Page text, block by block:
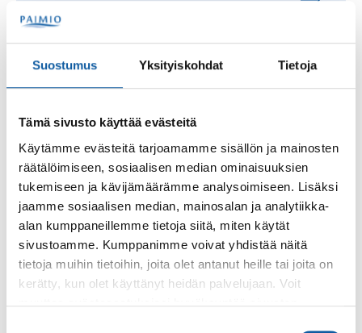
Suostumus Yksityiskohdat Tietoja
Tämä sivusto käyttää evästeitä
Käytämme evästeitä tarjoamamme sisällön ja mainosten
räätälöimiseen, sosiaalisen median ominaisuuksien
tukemiseen ja kävijämäärämme analysoimiseen. Lisäksi
jaamme sosiaalisen median, mainosalan ja analytiikka-
alan kumppaneillemme tietoja siitä, miten käytät
sivustoamme. Kumppanimme voivat yhdistää näitä
tietoja muihin tietoihin, joita olet antanut heille tai joita on
kerätty, kun olet käyttänyt heidän palvelujaan. Voit
+35824745615
miia.hakala@paimio.fi
MiraHakala
Varhaiserityiskasvatuksen
lastenhoitaja